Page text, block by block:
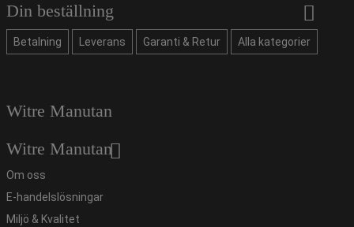
Din beställning
Betalning Leverans Garanti & Retur Alla kategorier
Witre Manutan
Witre Manutan
Om oss
E-handelslösningar
Miljö & Kvalitet